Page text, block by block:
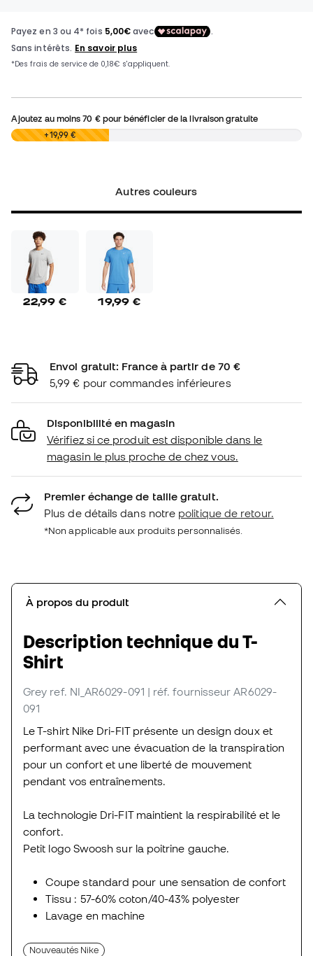
Ajoutez au moins70 €pour bénéficier de la livraison gratuite
0,00 € +19,99 €
Autres couleurs
22,99 € 19,99 €
Envoi gratuit: France à partir de 70 €
5,99 € pour commandes inférieures
Disponibilité en magasin
Vérifiez si ce produit est disponible dans le
magasin le plus proche de chez vous.
Premier échange de taille gratuit.
Plus de détails dans notre politique de retour.
*Non applicable aux produits personnalisés.
À propos du produit
Description technique du T-
Shirt
Grey ref. NI_AR6029-091 | réf. fournisseur AR6029-
091
Le T-shirt Nike Dri-FIT présente un design doux et
performant avec une évacuation de la transpiration
pour un confort et une liberté de mouvement
pendant vos entraînements.
La technologie Dri-FIT maintient la respirabilité et le
confort.
Petit logo Swoosh sur la poitrine gauche.
Coupe standard pour une sensation de confort
Tissu : 57-60% coton/40-43% polyester
Lavage en machine
Nouveautés Nike